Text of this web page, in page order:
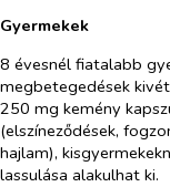
Gyermekek
8 évesnél fiatalabb
megbetegedések
250 mg kemény
(elszíneződések,
hajlam),
lassulása alakulhat ki.